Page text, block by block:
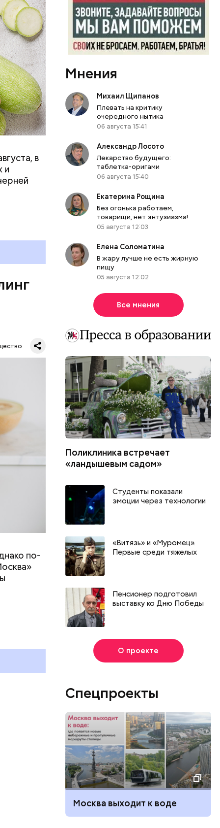
в
и
по-
у
Мнения
Михаил Щипанов
Плевать на критику
очередного нытика
06 августа 15:41
Александр Лосото
Лекарство будущего:
таблетка-оригами
06 августа 15:40
Екатерина Рощина
Без огонька работаем,
товарищи, нет энтузиазма!
05 августа 12:03
Елена Соломатина
В жару лучше не есть жирную
пищу
05 августа 12:02
Все мнения
Поликлиника встречает
«ландышевым садом»
Студенты показали
эмоции через технологии
«Витязь» и «Муромец».
Первые среди тяжелых
Пенсионер подготовил
выставку ко Дню Победы
О проекте
Спецпроекты
Москва выходит к воде